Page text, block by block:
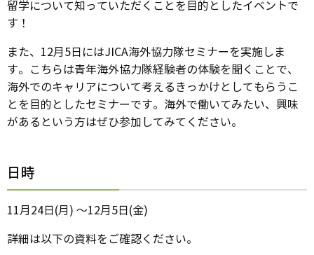
留学について知っていただくことを目的としたイベントで
す！
また、12月5日にはJICA海外協力隊セミナーを実施しま
す。こちらは青年海外協力隊経験者の体験を聞くことで、
海外でのキャリアについて考えるきっかけとしてもらうこ
とを目的としたセミナーです。海外で働いてみたい、興味
があるという方はぜひ参加してみてください。
日時
11月24日(月) ～12月5日(金)
詳細は以下の資料をご確認ください。